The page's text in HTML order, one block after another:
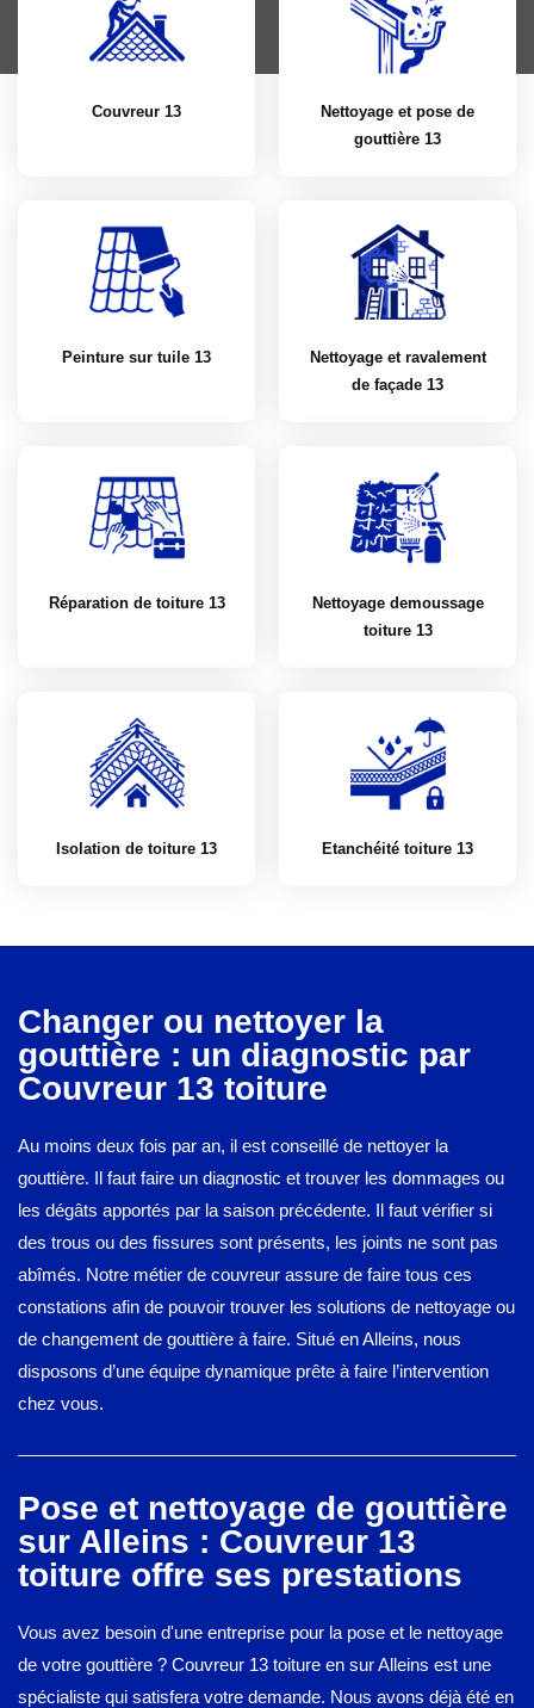
Couvreur 13
Nettoyage et pose de
gouttière 13
Peinture sur tuile 13
Nettoyage et ravalement
de façade 13
Réparation de toiture 13
Nettoyage demoussage
toiture 13
Isolation de toiture 13 Etanchéité toiture 13
Changer ou nettoyer la
gouttière : un diagnostic par
Couvreur 13 toiture
Au moins deux fois par an, il est conseillé de nettoyer la
gouttière. Il faut faire un diagnostic et trouver les dommages ou
les dégâts apportés par la saison précédente. Il faut vérifier si
des trous ou des fissures sont présents, les joints ne sont pas
abîmés. Notre métier de couvreur assure de faire tous ces
constations afin de pouvoir trouver les solutions de nettoyage ou
de changement de gouttière à faire. Situé en Alleins, nous
disposons d’une équipe dynamique prête à faire l’intervention
chez vous.
Pose et nettoyage de gouttière
sur Alleins : Couvreur 13
toiture offre ses prestations
Vous avez besoin d'une entreprise pour la pose et le nettoyage
de votre gouttière ? Couvreur 13 toiture en sur Alleins est une
spécialiste qui satisfera votre demande. Nous avons déjà été en